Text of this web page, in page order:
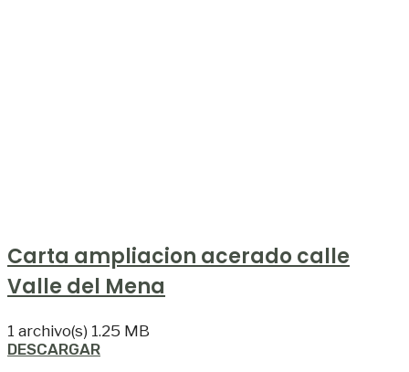
Carta ampliacion acerado calle
Valle del Mena
1 archivo(s) 1.25 MB
DESCARGAR